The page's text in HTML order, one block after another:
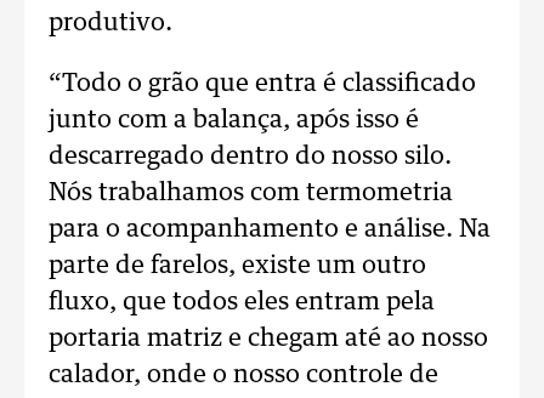
produtivo.
“Todo o grão que entra é classificado
junto com a balança, após isso é
descarregado dentro do nosso silo.
Nós trabalhamos com termometria
para o acompanhamento e análise. Na
parte de farelos, existe um outro
fluxo, que todos eles entram pela
portaria matriz e chegam até ao nosso
calador, onde o nosso controle de